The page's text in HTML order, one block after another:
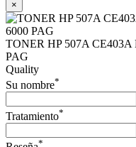
×
TONER HP 507A
PAG
Quality
Su nombre*
Tratamiento*
*